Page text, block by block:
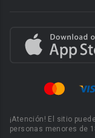
¡Atención! El sitio
personas menores de